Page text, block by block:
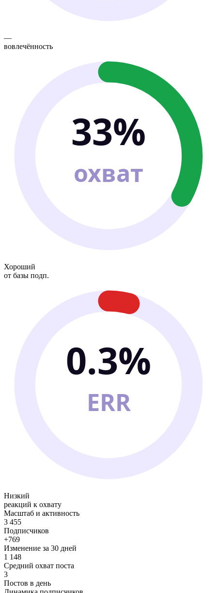
—
вовлечённость
33%
охват
Хороший
от базы подп.
0.3%
ERR
Низкий
реакций к охвату
Масштаб и активность
3 455
Подписчиков
+769
Изменение за 30 дней
1 148
Средний охват поста
3
Постов в день